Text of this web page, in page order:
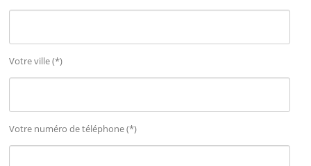
Votre ville (*)
Votre numéro de téléphone (*)